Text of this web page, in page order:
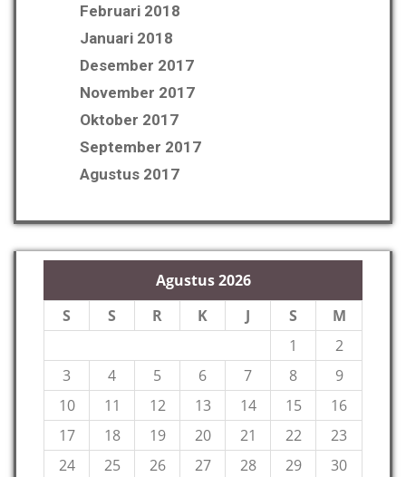
Februari 2018
Januari 2018
Desember 2017
November 2017
Oktober 2017
September 2017
Agustus 2017
Agustus 2026
S
S R K J S
M
1
2
3
4 5 6 7 8
9
10
11 12 13 14 15
16
17
18 19 20 21 22
23
24
25 26 27 28 29
30